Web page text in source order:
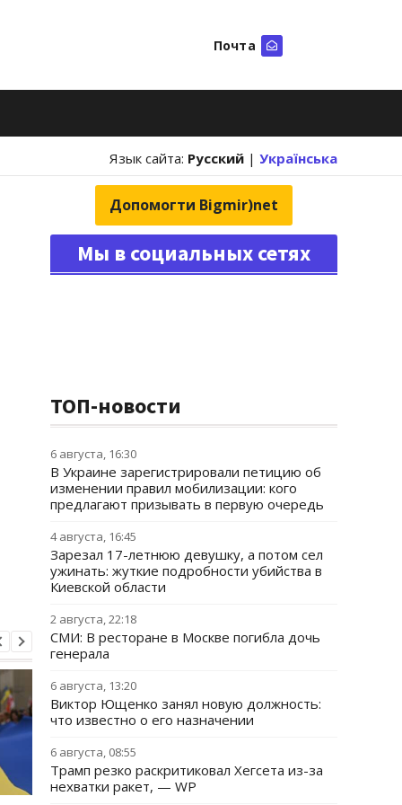
Почта
Язык сайта: Русский | Українська
Допомогти Bigmir)net
Мы в социальных сетях
ТОП-новости
6 августа, 16:30
В Украине зарегистрировали петицию об
изменении правил мобилизации: кого
предлагают призывать в первую очередь
4 августа, 16:45
Зарезал 17-летнюю девушку, а потом сел
ужинать: жуткие подробности убийства в
Киевской области
2 августа, 22:18
СМИ: В ресторане в Москве погибла дочь
генерала
6 августа, 13:20
Виктор Ющенко занял новую должность:
что известно о его назначении
6 августа, 08:55
Трамп резко раскритиковал Хегсета из-за
нехватки ракет, — WP